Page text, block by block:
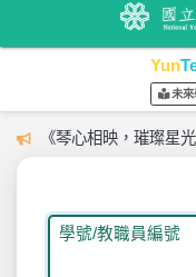
Yun
未來
《琴心相映，璀璨星
學號/教職員編號